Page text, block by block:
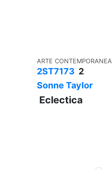
ARTE CONTEMPORANEA
2ST7173 2
Sonne Taylor
Eclectica